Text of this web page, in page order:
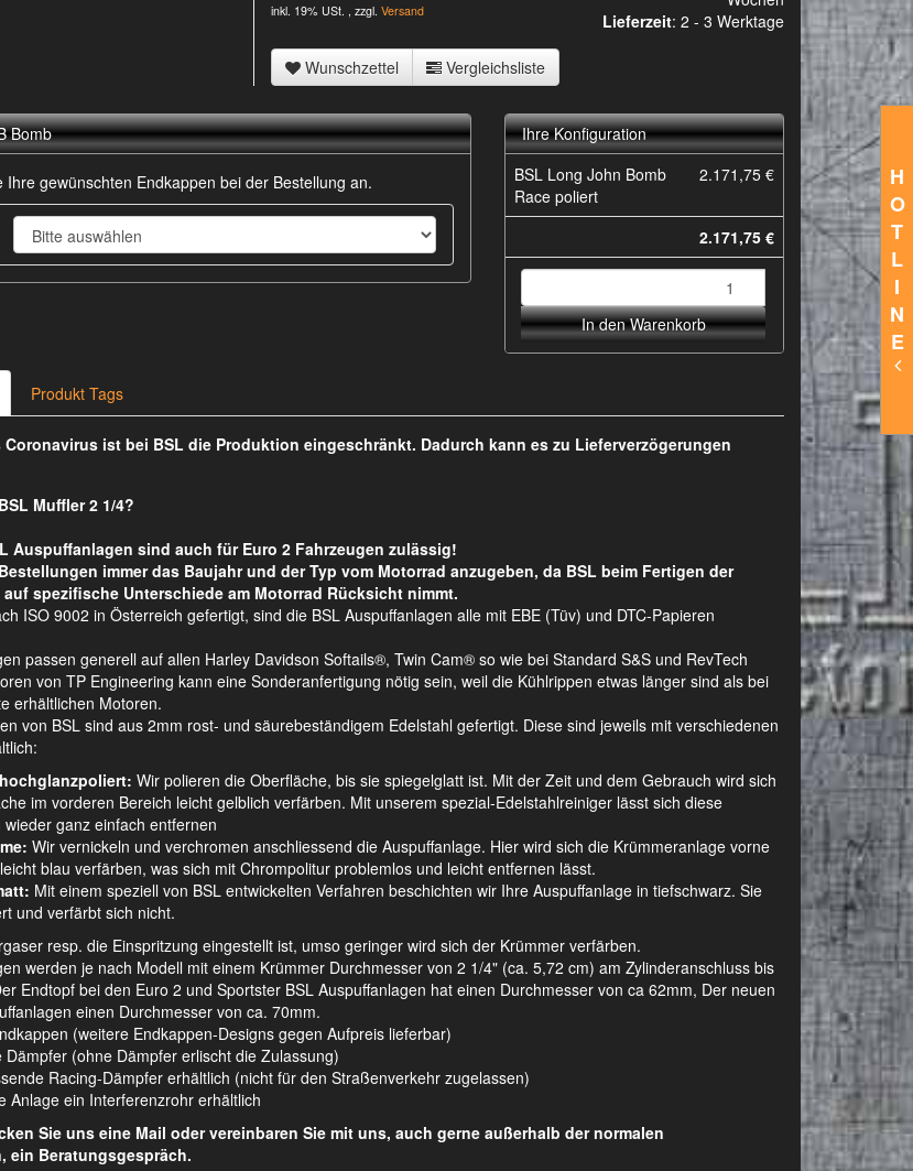
H
O
T
L
I
N
E
inkl. 19% USt. , zzgl.Versand
Lieferzeit: 2 - 3 Werktage
Wunschzettel Vergleichsliste
Bomb
Ihre gewünschten Endkappen bei der Bestellung an.
Ihre Konfiguration
BSL Long John Bomb
Race poliert
2.171,75 €
2.171,75 €
In den Warenkorb
Produkt Tags
ist bei BSL die Produktion eingeschränkt. Dadurch kann es zu Lieferverzögerungen
Muffler 2 1/4?
Auspuffanlagen sind auch für Euro 2 Fahrzeugen zulässig!
immer das Baujahr und der Typ vom Motorrad anzugeben, da BSL beim Fertigen der
spezifische Unterschiede am Motorrad Rücksicht nimmt.
ISO 9002 in Österreich gefertigt, sind die BSL Auspuffanlagen alle mit EBE (Tüv) und DTC-Papieren
passen generell auf allen Harley Davidson Softails®, Twin Cam® so wie bei Standard S&S und RevTech
von TP Engineering kann eine Sonderanfertigung nötig sein, weil die Kühlrippen etwas länger sind als bei
erhältlichen Motoren.
von BSL sind aus 2mm rost- und säurebeständigem Edelstahl gefertigt. Diese sind jeweils mit verschiedenen
Wir polieren die Oberfläche, bis sie spiegelglatt ist. Mit der Zeit und dem Gebrauch wird sich
im vorderen Bereich leicht gelblich verfärben. Mit unserem spezial-Edelstahlreiniger lässt sich diese
wieder ganz einfach entfernen
Wir vernickeln und verchromen anschliessend die Auspuffanlage. Hier wird sich die Krümmeranlage vorne
blau verfärben, was sich mit Chrompolitur problemlos und leicht entfernen lässt.
Mit einem speziell von BSL entwickelten Verfahren beschichten wir Ihre Auspuffanlage in tiefschwarz. Sie
und verfärbt sich nicht.
resp. die Einspritzung eingestellt ist, umso geringer wird sich der Krümmer verfärben.
werden je nach Modell mit einem Krümmer Durchmesser von 2 1/4" (ca. 5,72 cm) am Zylinderanschluss bis
Endtopf bei den Euro 2 und Sportster BSL Auspuffanlagen hat einen Durchmesser von ca 62mm, Der neuen
einen Durchmesser von ca. 70mm.
(weitere Endkappen-Designs gegen Aufpreis lieferbar)
Dämpfer (ohne Dämpfer erlischt die Zulassung)
Racing-Dämpfer erhältlich (nicht für den Straßenverkehr zugelassen)
Anlage ein Interferenzrohr erhältlich
Sie uns eine Mail oder vereinbaren Sie mit uns, auch gerne außerhalb der normalen
ein Beratungsgespräch.